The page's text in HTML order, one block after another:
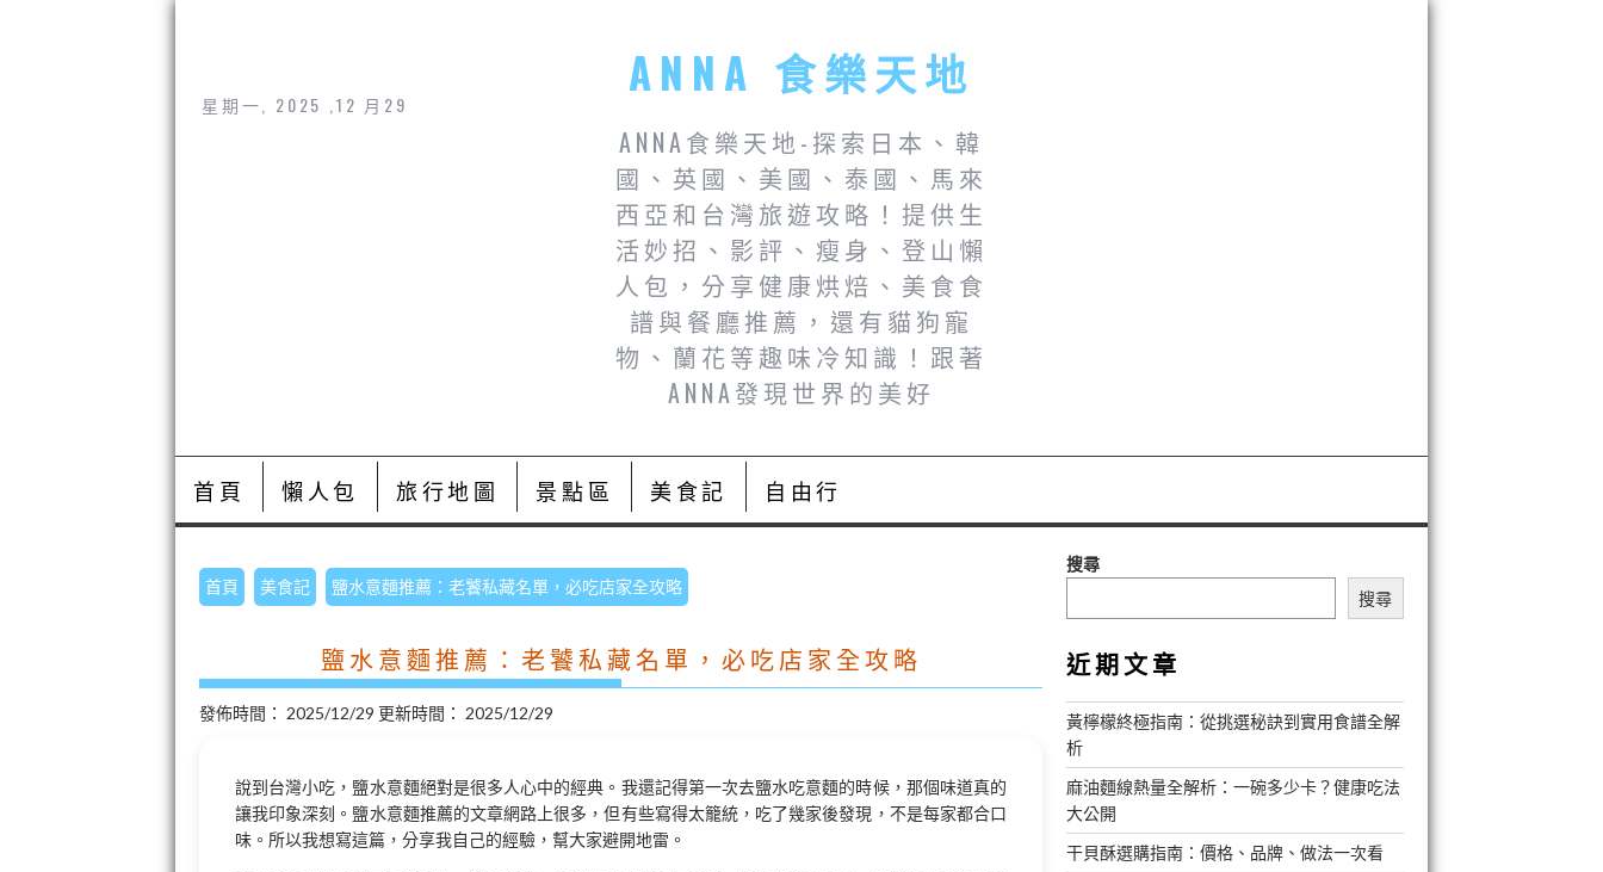
星期一, 2025 ,12 月29
ANNA 食樂天地
ANNA食樂天地-探索日本、韓
國、英國、美國、泰國、馬來
西亞和台灣旅遊攻略！提供生
活妙招、影評、瘦身、登山懶
人包，分享健康烘焙、美食食
譜與餐廳推薦，還有貓狗寵
物、蘭花等趣味冷知識！跟著
ANNA發現世界的美好
首頁 懶人包 旅行地圖 景點區 美食記 自由行
首頁 美食記 鹽水意麵推薦：老饕私藏名單，必吃店家全攻略
鹽水意麵推薦：老饕私藏名單，必吃店家全攻略
發佈時間： 2025/12/29 更新時間： 2025/12/29
說到台灣小吃，鹽水意麵絕對是很多人心中的經典。我還記得第一次去鹽水吃意麵的時候，那個味道真的
讓我印象深刻。鹽水意麵推薦的文章網路上很多，但有些寫得太籠統，吃了幾家後發現，不是每家都合口
味。所以我想寫這篇，分享我自己的經驗，幫大家避開地雷。
搜尋
搜尋
近期文章
黃檸檬終極指南：從挑選秘訣到實用食譜全解
析
麻油麵線熱量全解析：一碗多少卡？健康吃法
大公開
干貝酥選購指南：價格、品牌、做法一次看